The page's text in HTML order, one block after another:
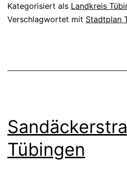
Kategorisiert als Landkreis
Verschlagwortet mit Stadtplan
Tübingen